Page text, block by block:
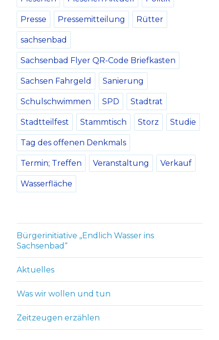
Presse Pressemitteilung Rütter
sachsenbad
Sachsenbad Flyer QR-Code Briefkasten
Sachsen Fahrgeld Sanierung
Schulschwimmen SPD Stadtrat
Stadtteilfest Stammtisch Storz Studie
Tag des offenen Denkmals
Termin; Treffen Veranstaltung Verkauf
Wasserfläche
Bürgerinitiative „Endlich Wasser ins
Sachsenbad“
Aktuelles
Was wir wollen und tun
Zeitzeugen erzählen